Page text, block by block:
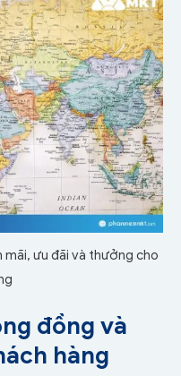
mãi, ưu đãi và thưởng cho
đồng và
hàng